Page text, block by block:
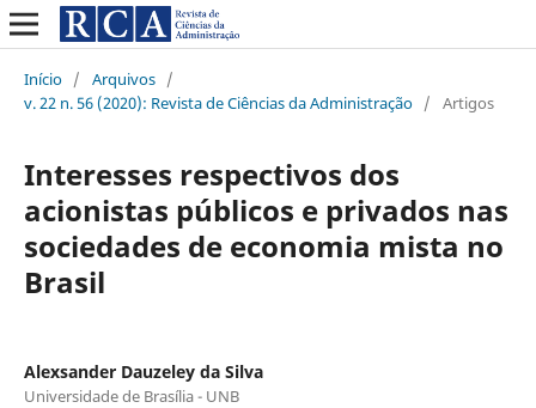
Início / Arquivos /
v. 22 n. 56 (2020): Revista de Ciências da Administração / Artigos
Interesses respectivos dos
acionistas públicos e privados nas
sociedades de economia mista no
Brasil
Alexsander Dauzeley da Silva
Universidade de Brasília - UNB